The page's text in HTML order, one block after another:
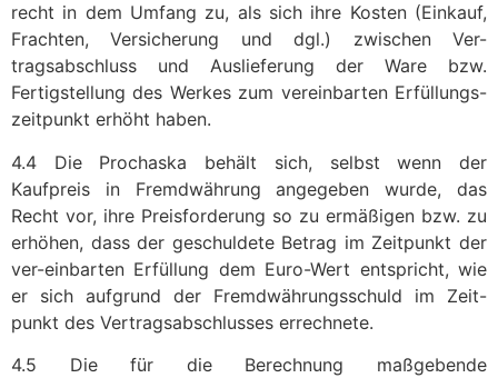
recht in dem Umfang zu, als sich ihre Kosten (Einkauf,
Frachten, Versicherung und dgl.) zwischen Ver-
tragsabschluss und Auslieferung der Ware bzw.
Fertigstellung des Werkes zum vereinbarten Erfüllungs-
zeitpunkt erhöht haben.
4.4 Die Prochaska behält sich, selbst wenn der
Kaufpreis in Fremdwährung angegeben wurde, das
Recht vor, ihre Preisforderung so zu ermäßigen bzw. zu
erhöhen, dass der geschuldete Betrag im Zeitpunkt der
ver-einbarten Erfüllung dem Euro-Wert entspricht, wie
er sich aufgrund der Fremdwährungsschuld im Zeit-
punkt des Vertragsabschlusses errechnete.
4.5 Die für die Berechnung maßgebende